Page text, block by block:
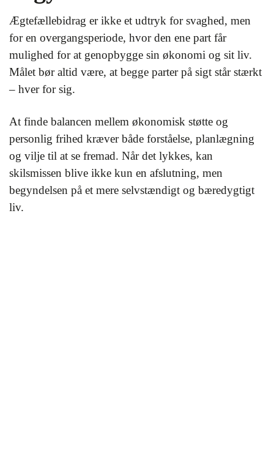
Ægtefællebidrag er ikke et udtryk for svaghed, men
for en overgangsperiode, hvor den ene part får
mulighed for at genopbygge sin økonomi og sit liv.
Målet bør altid være, at begge parter på sigt står stærkt
– hver for sig.
At finde balancen mellem økonomisk støtte og
personlig frihed kræver både forståelse, planlægning
og vilje til at se fremad. Når det lykkes, kan
skilsmissen blive ikke kun en afslutning, men
begyndelsen på et mere selvstændigt og bæredygtigt
liv.